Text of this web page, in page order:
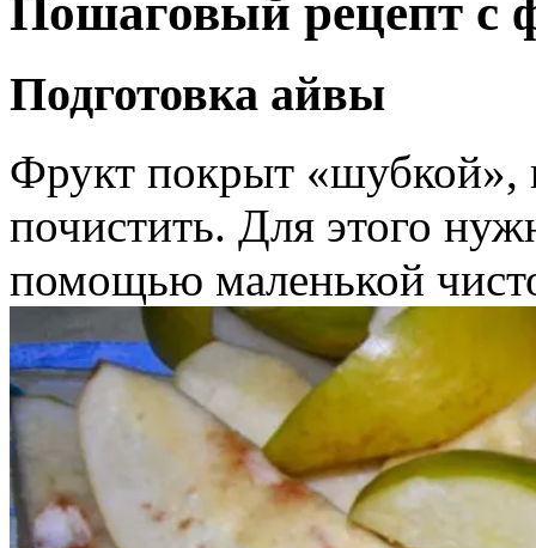
Пошаговый рецепт с
Подготовка айвы
Фрукт покрыт «шубкой»,
почистить. Для этого
помощью маленькой